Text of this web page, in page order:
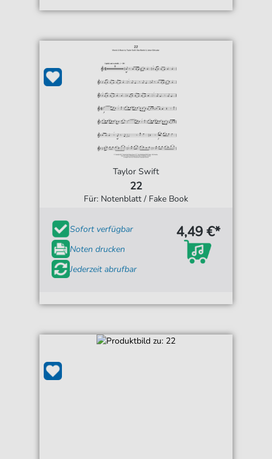
Taylor Swift
22
Für: Notenblatt / Fake Book
Sofort verfügbar
Noten drucken
Jederzeit abrufbar
4,49 €*